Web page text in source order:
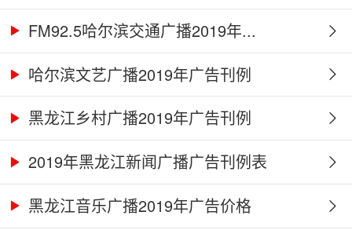
FM92.5哈尔滨交通广播2019年...
哈尔滨文艺广播2019年广告刊例
黑龙江乡村广播2019年广告刊例
2019年黑龙江新闻广播广告刊例表
黑龙江音乐广播2019年广告价格